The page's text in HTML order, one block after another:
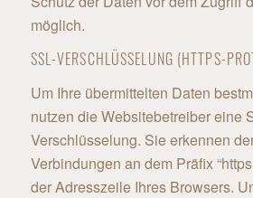
möglich.
SSL-VERSCHLÜSSELUNG (HTTPS-
Um Ihre übermittelten Daten
nutzen die Websitebetreiber eine
Verschlüsselung. Sie erkennen
Verbindungen an dem Präfix
der Adresszeile Ihres Browsers.